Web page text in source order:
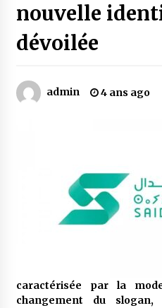
Oum el Gaïla /
4 ans ago
4 ans ago
« Père, tiens-
5 ans ago
5 ans ago
nouvelle
dévoilée
admin 4 ans ago
caractérisée par la
changement du